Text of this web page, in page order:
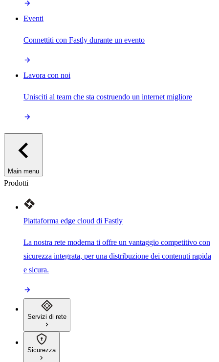
Eventi
Connettiti con Fastly durante un evento
Lavora con noi
Unisciti al team che sta costruendo un internet migliore
Main menu
Prodotti
Piattaforma edge cloud di Fastly
La nostra rete moderna ti offre un vantaggio competitivo con
sicurezza integrata, per una distribuzione dei contenuti rapida
e sicura.
Servizi di rete
Sicurezza